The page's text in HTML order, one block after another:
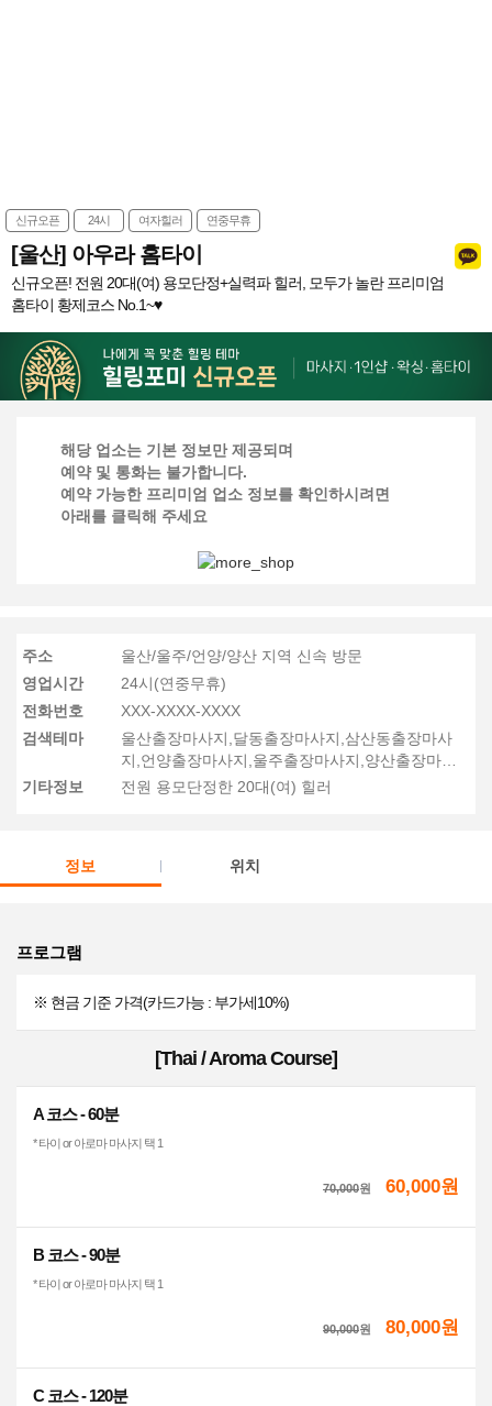
신규오픈 24시 여자힐러 연중무휴
[울산] 아우라 홈타이
신규오픈! 전원 20대(여) 용모단정+실력파 힐러, 모두가 놀란 프리미엄
홈타이 황제코스 No.1~♥
해당 업소는 기본 정보만 제공되며
예약 및 통화는 불가합니다.
예약 가능한 프리미엄 업소 정보를 확인하시려면
아래를 클릭해 주세요
주소
울산/울주/언양/양산 지역 신속 방문
영업시간
24시(연중무휴)
전화번호
XXX-XXXX-XXXX
검색테마
울산출장마사지,달동출장마사지,삼산동출장마사
지,언양출장마사지,울주출장마사지,양산출장마사
지,신정동출장마사지,태화동출장마사지
기타정보 전원 용모단정한 20대(여) 힐러
정보 위치
프로그램
※ 현금 기준 가격(카드가능 : 부가세10%)
[Thai / Aroma Course]
A 코스 - 60분
* 타이 or 아로마 마사지 택 1
70,000원 60,000원
B 코스 - 90분
* 타이 or 아로마 마사지 택 1
90,000원 80,000원
C 코스 - 120분